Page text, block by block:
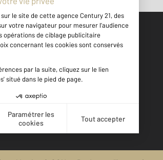
500 m
Achat
10